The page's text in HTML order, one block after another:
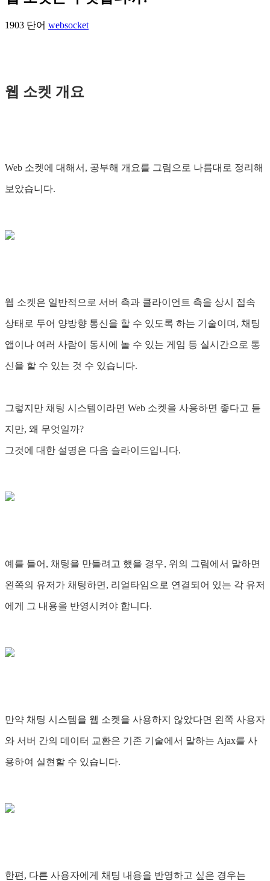
1903 단어 websocket
웹 소켓 개요
Web 소켓에 대해서, 공부해 개요를 그림으로 나름대로 정리해
보았습니다.
웹 소켓은 일반적으로 서버 측과 클라이언트 측을 상시 접속
상태로 두어 양방향 통신을 할 수 있도록 하는 기술이며, 채팅
앱이나 여러 사람이 동시에 놀 수 있는 게임 등 실시간으로 통
신을 할 수 있는 것 수 있습니다.
그렇지만 채팅 시스템이라면 Web 소켓을 사용하면 좋다고 듣
지만, 왜 무엇일까?
그것에 대한 설명은 다음 슬라이드입니다.
예를 들어, 채팅을 만들려고 했을 경우, 위의 그림에서 말하면
왼쪽의 유저가 채팅하면, 리얼타임으로 연결되어 있는 각 유저
에게 그 내용을 반영시켜야 합니다.
만약 채팅 시스템을 웹 소켓을 사용하지 않았다면 왼쪽 사용자
와 서버 간의 데이터 교환은 기존 기술에서 말하는 Ajax를 사
용하여 실현할 수 있습니다.
한편, 다른 사용자에게 채팅 내용을 반영하고 싶은 경우는